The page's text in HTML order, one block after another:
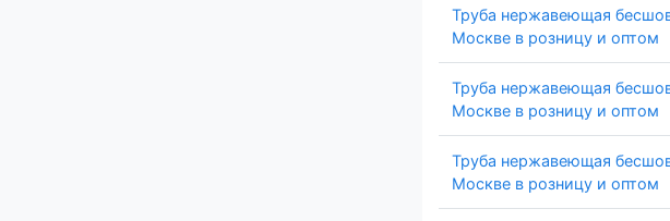
Труба нержавеющая
Москве в розницу и оптом
Труба нержавеющая
Москве в розницу и оптом
Труба нержавеющая
Москве в розницу и оптом